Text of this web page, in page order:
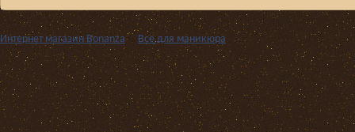
Интернет магазин Bonanza ›› Все для маникюра